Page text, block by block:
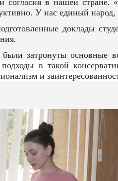
согласия в нашей стране.
У нас единый
доклады
затронуты основные
в такой
и